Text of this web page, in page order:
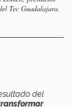
Tec Guadalajara.
del